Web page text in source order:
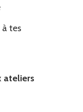
tes
ateliers